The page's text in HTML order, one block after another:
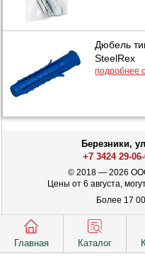
Главная Каталог
Дюбель
SteelRex
подробнее
Березники,
+7 3424 29-
© 2018 — 2026
Цены от 6 августа,
Более 17